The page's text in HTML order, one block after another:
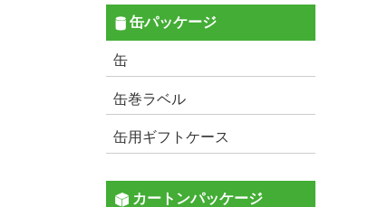
缶パッケージ
缶
缶巻ラベル
缶用ギフトケース
カートンパッケージ